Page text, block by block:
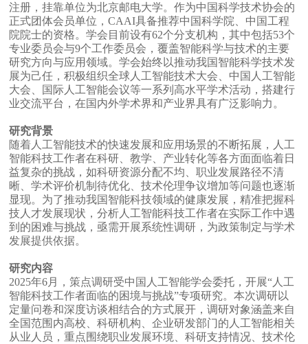
注册，挂靠单位为北京邮电大学。作为中国科学技术协会的
正式团体会员单位，CAAI具备推荐中国科学院、中国工程
院院士的资格。学会目前设有62个分支机构，其中包括53个
专业委员会与9个工作委员会，覆盖智能科学与技术的主要
研究方向与应用领域。学会始终以推动我国智能科学技术发
展为己任，积极组织全球人工智能技术大会、中国人工智能
大会、国际人工智能会议等一系列高水平学术活动，搭建行
业交流平台，在国内外学术界和产业界具有广泛影响力。
研究背景
随着人工智能技术的快速发展和应用场景的不断拓展，人工
智能科技工作者在科研、教学、产业转化等各方面面临着日
益复杂的挑战，如科研资源分配不均、职业发展路径不清
晰、学术评价机制待优化、技术伦理争议增加等问题也逐渐
显现。为了推动我国智能科技领域的健康发展，精准把握科
技人才发展现状，分析人工智能科技工作者在实际工作中遇
到的困难与挑战，亟需开展系统性调研，为政策制定与学术
发展提供依据。
研究内容
2025年6月，策点调研受中国人工智能学会委托，开展“人工
智能科技工作者面临的困境与挑战”专项研究。本次调研以
定量问卷和深度访谈相结合的方式展开，调研对象涵盖来自
全国范围内高校、科研机构、企业研发部门的人工智能相关
从业人员，重点围绕职业发展环境、科研支持情况、技术伦